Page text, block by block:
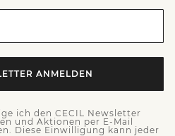
ANMELDEN
ich den CECIL Newsletter
und Aktionen per E-Mail
Diese Einwilligung kann jeder